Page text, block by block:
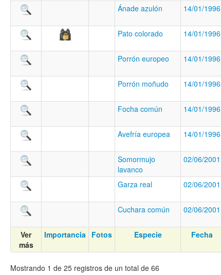
Ánade azulón 14/01/1996
Pato colorado 14/01/1996
Porrón europeo 14/01/1996
Porrón moñudo 14/01/1996
Focha común 14/01/1996
Avefría europea 14/01/1996
Somormujo
lavanco
02/06/2001
Garza real 02/06/2001
Cuchara común 02/06/2001
Ver
más
Importancia Fotos Especie Fecha
Mostrando 1 de 25 registros de un total de 66